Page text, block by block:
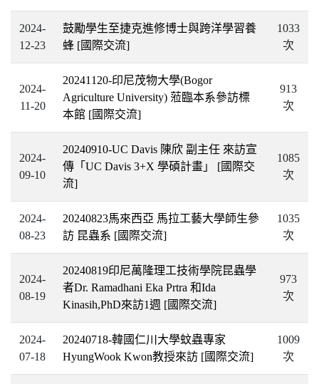
2024-
12-23
鼓勵學生至捷克進修博士與跨洋學習養
蜂 [國際交流]
1033
次
2024-
11-20
20241120-印尼茂物大學(Bogor
Agriculture University) 蒞臨本系參訪標
本館 [國際交流]
913
次
2024-
09-10
20240910-UC Davis 陳欣 副主任 來訪宣
傳「UC Davis 3+X 學碩計畫」 [國際交
流]
1085
次
2024-
08-23
20240823馬來西亞 馬拉工藝大學師生參
訪 昆蟲系 [國際交流]
1035
次
2024-
08-19
20240819印尼萬隆理工技術學院昆蟲學
者Dr. Ramadhani Eka Prtra 和Ida
Kinasih,PhD來訪1週 [國際交流]
973
次
2024-
07-18
20240718-韓國仁川大學蚊蟲專家
HyungWook Kwon教授來訪 [國際交流]
1009
次